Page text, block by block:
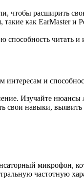
чтобы расширить
как EarMaster и
читать и
интересам и
Изучайте нюансы
свои навыки,
микрофон,
частотную